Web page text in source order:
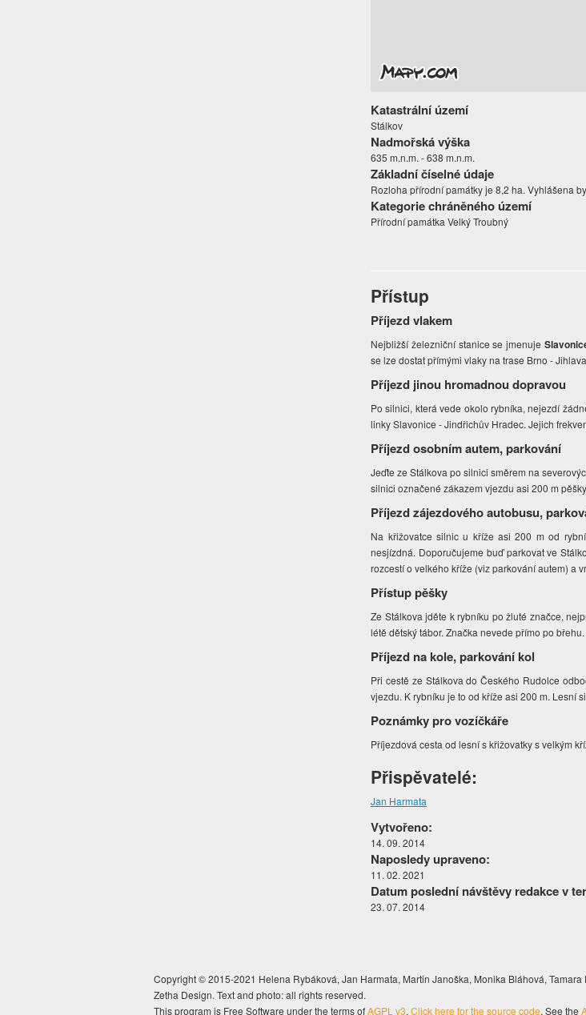
Katastrální území
Stálkov
Nadmořská výška
635 m.n.m. - 638 m.n.m.
Základní číselné údaje
Rozloha přírodní památky je 8,2 ha. Vyhlášena
Kategorie chráněného území
Přírodní památka Velký Troubný
Přístup
Příjezd vlakem
Nejbližší železniční stanice se jmenuje
se lze dostat přímými vlaky na trase Brno -
Příjezd jinou hromadnou dopravou
Po silnici, která vede okolo rybníka, nejezdí
linky Slavonice - Jindřichův Hradec. Jejich
Příjezd osobním autem, parkování
Jeďte ze Stálkova po silnici směrem na
silnici označené zákazem vjezdu asi 200 m
Příjezd zájezdového autobusu,
Na křižovatce silnic u kříže asi 200 m od
nesjízdná. Doporučujeme buď parkovat ve
rozcestí o velkého kříže (viz parkování autem) a
Přístup pěšky
Ze Stálkova jděte k rybníku po žluté značce,
létě dětský tábor. Značka nevede přímo po břehu.
Příjezd na kole, parkování kol
Při cestě ze Stálkova do Českého Rudolce
vjezdu. K rybníku je to od kříže asi 200 m. Lesní
Poznámky pro vozíčkáře
Příjezdová cesta od lesní s křižovatky s velkým
Přispěvatelé:
Jan Harmata
Vytvořeno:
14. 09. 2014
Naposledy upraveno:
11. 02. 2021
Datum poslední návštěvy redakce v
23. 07. 2014
Copyright © 2015-2021 Helena Rybáková, Jan Harmata, Martin Janoška, Monika Bláhová,
Zetha Design. Text and photo: all rights reserved.
This program is Free Software under the terms ofAGPL v3. Click here for the source code. See the